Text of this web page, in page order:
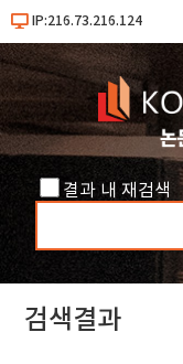
IP:216.73.216.124
결과 내 재검색
검색결과